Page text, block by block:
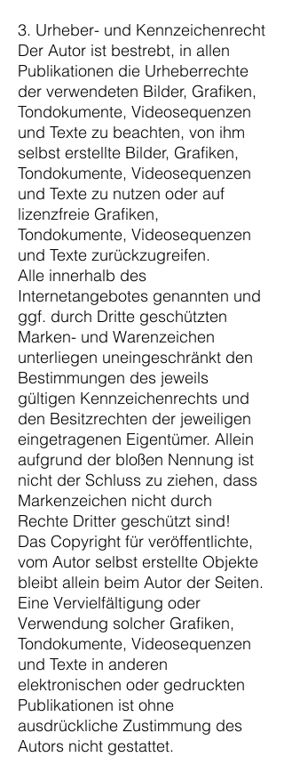
3. Urheber- und Kennzeichenrecht
Der Autor ist bestrebt, in allen
Publikationen die Urheberrechte
der verwendeten Bilder, Grafiken,
Tondokumente, Videosequenzen
und Texte zu beachten, von ihm
selbst erstellte Bilder, Grafiken,
Tondokumente, Videosequenzen
und Texte zu nutzen oder auf
lizenzfreie Grafiken,
Tondokumente, Videosequenzen
und Texte zurückzugreifen.
Alle innerhalb des
Internetangebotes genannten und
ggf. durch Dritte geschützten
Marken- und Warenzeichen
unterliegen uneingeschränkt den
Bestimmungen des jeweils
gültigen Kennzeichenrechts und
den Besitzrechten der jeweiligen
eingetragenen Eigentümer. Allein
aufgrund der bloßen Nennung ist
nicht der Schluss zu ziehen, dass
Markenzeichen nicht durch
Rechte Dritter geschützt sind!
Das Copyright für veröffentlichte,
vom Autor selbst erstellte Objekte
bleibt allein beim Autor der Seiten.
Eine Vervielfältigung oder
Verwendung solcher Grafiken,
Tondokumente, Videosequenzen
und Texte in anderen
elektronischen oder gedruckten
Publikationen ist ohne
ausdrückliche Zustimmung des
Autors nicht gestattet.